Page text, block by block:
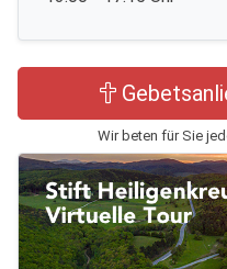
Wir beten für Sie